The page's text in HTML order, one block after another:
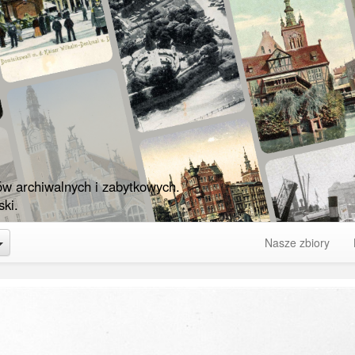
archiwalnych i zabytkowych.
Toggle Dropdown Nasze zbiory